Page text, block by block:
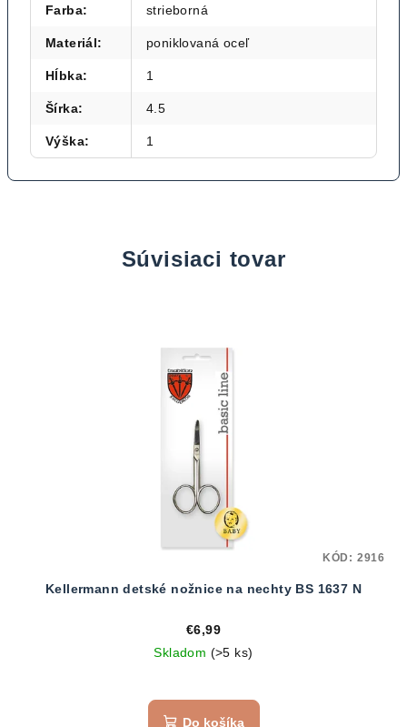
Farba: strieborná
Materiál: poniklovaná oceľ
Hĺbka: 1
Šírka: 4.5
Výška: 1
Súvisiaci tovar
Kellermann detské nožnice na nechty BS 1637 N
€6,99
Skladom (>5 ks)
Do košíka
KÓD: 2916